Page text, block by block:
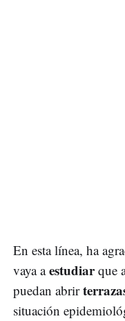
En esta línea, ha
vaya aestudiarque
puedan abrir
situación